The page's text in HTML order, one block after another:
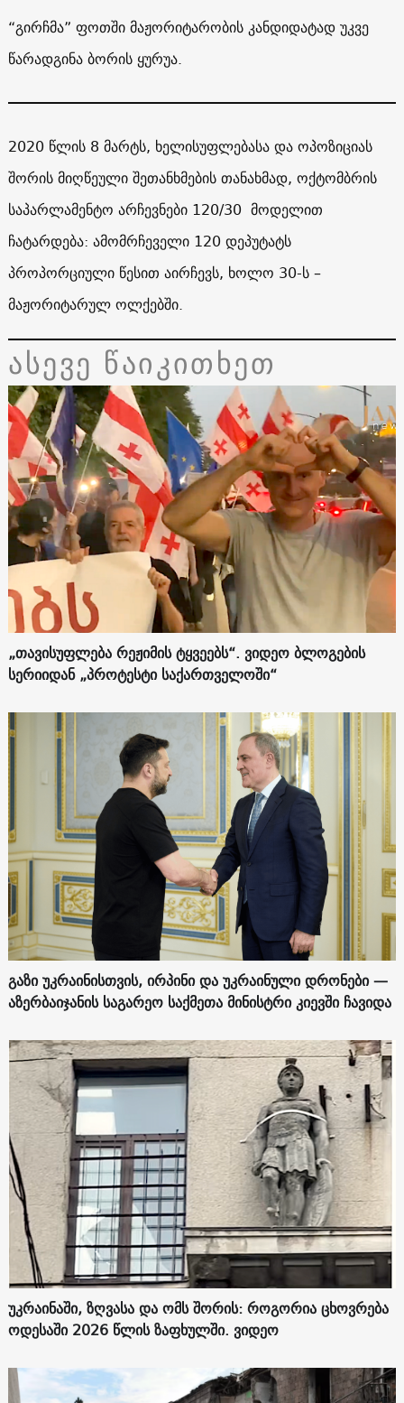
“გირჩმა” ფოთში მაჟორიტარობის კანდიდატად უკვე
წარადგინა ბორის ყურუა.
2020 წლის 8 მარტს, ხელისუფლებასა და ოპოზიციას
შორის მიღწეული შეთანხმების თანახმად, ოქტომბრის
საპარლამენტო არჩევნები 120/30 მოდელით
ჩატარდება: ამომრჩეველი 120 დეპუტატს
პროპორციული წესით აირჩევს, ხოლო 30-ს –
მაჟორიტარულ ოლქებში.
ასევე წაიკითხეთ
„თავისუფლება რეჟიმის ტყვეებს“. ვიდეო ბლოგების
სერიიდან „პროტესტი საქართველოში“
გაზი უკრაინისთვის, ირპინი და უკრაინული დრონები —
აზერბაიჯანის საგარეო საქმეთა მინისტრი კიევში ჩავიდა
უკრაინაში, ზღვასა და ომს შორის: როგორია ცხოვრება
ოდესაში 2026 წლის ზაფხულში. ვიდეო